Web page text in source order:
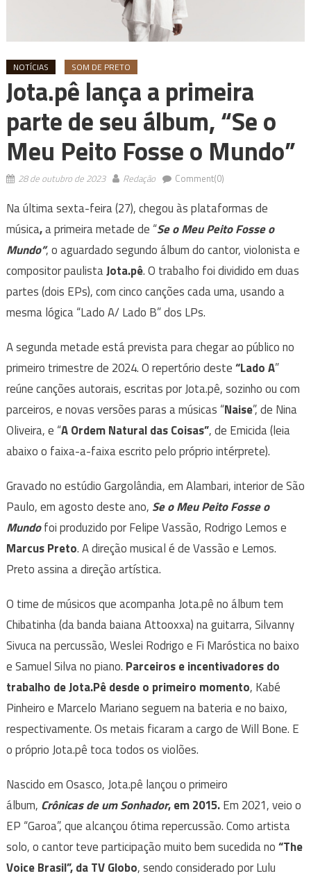
NOTÍCIAS SOM DE PRETO
Jota.pê lança a primeira
parte de seu álbum, “Se o
Meu Peito Fosse o Mundo”
28 de outubro de 2023 Redação Comment(0)
Na última sexta-feira (27), chegou às plataformas de
música,a primeira metade de “Se o Meu Peito Fosse o
Mundo”, o aguardado segundo álbum do cantor, violonista e
compositor paulistaJota.pê. O trabalho foi dividido em duas
partes (dois EPs), com cinco canções cada uma, usando a
mesma lógica “Lado A/ Lado B” dos LPs.
A segunda metade está prevista para chegar ao público no
primeiro trimestre de 2024. O repertório deste“Lado A”
reúne canções autorais, escritas por Jota.pê, sozinho ou com
parceiros, e novas versões paras a músicas “Naise”, de Nina
Oliveira, e “A Ordem Natural das Coisas”, de Emicida (leia
abaixo o faixa-a-faixa escrito pelo próprio intérprete).
Gravado no estúdio Gargolândia, em Alambari, interior de São
Paulo, em agosto deste ano, Se o Meu Peito Fosse o
Mundofoi produzido por Felipe Vassão, Rodrigo Lemos e
Marcus Preto. A direção musical é de Vassão e Lemos.
Preto assina a direção artística.
O time de músicos que acompanha Jota.pê no álbum tem
Chibatinha (da banda baiana Attooxxa) na guitarra, Silvanny
Sivuca na percussão, Weslei Rodrigo e Fi Maróstica no baixo
e Samuel Silva no piano. Parceiros e incentivadores do
trabalho de Jota.Pê desde o primeiro momento, Kabé
Pinheiro e Marcelo Mariano seguem na bateria e no baixo,
respectivamente. Os metais ficaram a cargo de Will Bone. E
o próprio Jota.pê toca todos os violões.
Nascido em Osasco, Jota.pê lançou o primeiro
álbum, Crônicas de um Sonhador, em 2015.Em 2021, veio o
EP “Garoa”, que alcançou ótima repercussão. Como artista
solo, o cantor teve participação muito bem sucedida no“The
Voice Brasil”, da TV Globo, sendo considerado por Lulu